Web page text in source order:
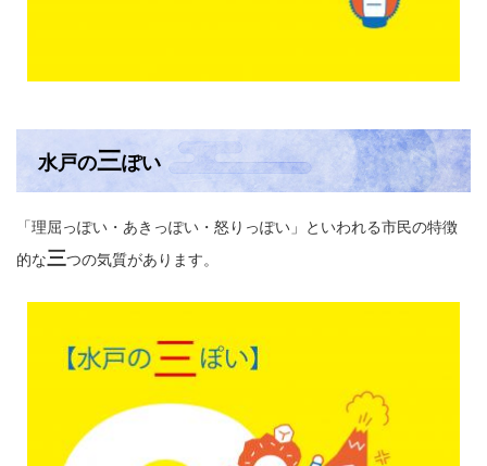
水戸の三ぽい
「理屈っぽい・あきっぽい・怒りっぽい」といわれる市民の特徴
的な三つの気質があります。